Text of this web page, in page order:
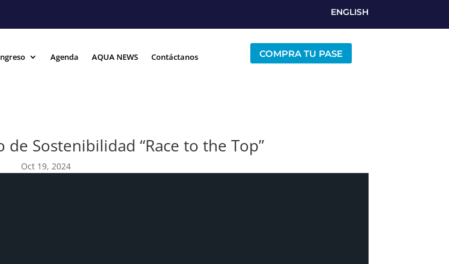
ENGLISH
Agenda AQUA NEWS Contáctanos COMPRA TU PASE
Sostenibilidad “Race to the Top”
Oct 19, 2024